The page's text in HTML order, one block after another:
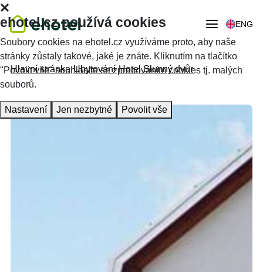
ENG
Hlavní stránka Ubytování Hotel Slunný dvůr
ehotel.cz používá cookies
Soubory cookies na ehotel.cz využíváme proto, aby naše
stránky zůstaly takové, jaké je znáte. Kliknutím na tlačítko
"Povolit vše" souhlasíte se zpracováním cookies tj. malých
souborů.
Nastavení Jen nezbytné Povolit vše